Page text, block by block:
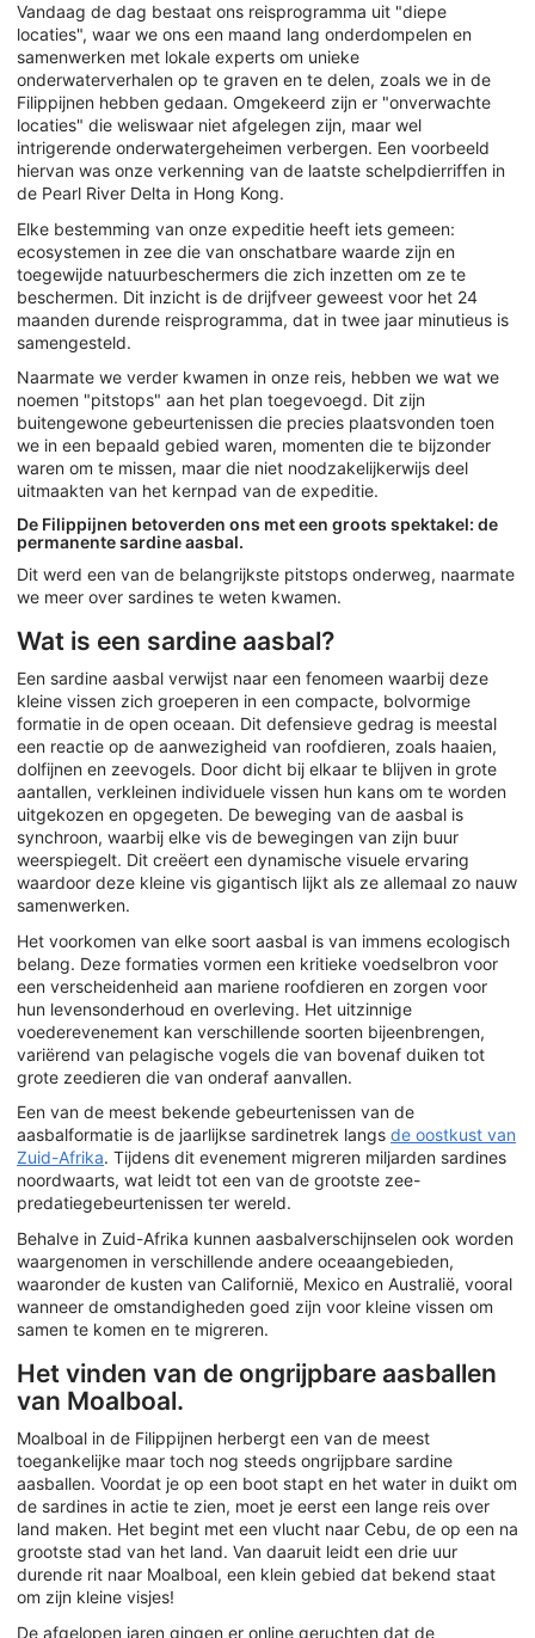
Vandaag de dag bestaat ons reisprogramma uit "diepe
locaties", waar we ons een maand lang onderdompelen en
samenwerken met lokale experts om unieke
onderwaterverhalen op te graven en te delen, zoals we in de
Filippijnen hebben gedaan. Omgekeerd zijn er "onverwachte
locaties" die weliswaar niet afgelegen zijn, maar wel
intrigerende onderwatergeheimen verbergen. Een voorbeeld
hiervan was onze verkenning van de laatste schelpdierriffen in
de Pearl River Delta in Hong Kong.
Elke bestemming van onze expeditie heeft iets gemeen:
ecosystemen in zee die van onschatbare waarde zijn en
toegewijde natuurbeschermers die zich inzetten om ze te
beschermen. Dit inzicht is de drijfveer geweest voor het 24
maanden durende reisprogramma, dat in twee jaar minutieus is
samengesteld.
Naarmate we verder kwamen in onze reis, hebben we wat we
noemen "pitstops" aan het plan toegevoegd. Dit zijn
buitengewone gebeurtenissen die precies plaatsvonden toen
we in een bepaald gebied waren, momenten die te bijzonder
waren om te missen, maar die niet noodzakelijkerwijs deel
uitmaakten van het kernpad van de expeditie.
De Filippijnen betoverden ons met een groots spektakel: de
permanente sardine aasbal.
Dit werd een van de belangrijkste pitstops onderweg, naarmate
we meer over sardines te weten kwamen.
Wat is een sardine aasbal?
Een sardine aasbal verwijst naar een fenomeen waarbij deze
kleine vissen zich groeperen in een compacte, bolvormige
formatie in de open oceaan. Dit defensieve gedrag is meestal
een reactie op de aanwezigheid van roofdieren, zoals haaien,
dolfijnen en zeevogels. Door dicht bij elkaar te blijven in grote
aantallen, verkleinen individuele vissen hun kans om te worden
uitgekozen en opgegeten. De beweging van de aasbal is
synchroon, waarbij elke vis de bewegingen van zijn buur
weerspiegelt. Dit creëert een dynamische visuele ervaring
waardoor deze kleine vis gigantisch lijkt als ze allemaal zo nauw
samenwerken.
Het voorkomen van elke soort aasbal is van immens ecologisch
belang. Deze formaties vormen een kritieke voedselbron voor
een verscheidenheid aan mariene roofdieren en zorgen voor
hun levensonderhoud en overleving. Het uitzinnige
voederevenement kan verschillende soorten bijeenbrengen,
variërend van pelagische vogels die van bovenaf duiken tot
grote zeedieren die van onderaf aanvallen.
Een van de meest bekende gebeurtenissen van de
aasbalformatie is de jaarlijkse sardinetrek langs de oostkust van
Zuid-Afrika. Tijdens dit evenement migreren miljarden sardines
noordwaarts, wat leidt tot een van de grootste zee-
predatiegebeurtenissen ter wereld.
Behalve in Zuid-Afrika kunnen aasbalverschijnselen ook worden
waargenomen in verschillende andere oceaangebieden,
waaronder de kusten van Californië, Mexico en Australië, vooral
wanneer de omstandigheden goed zijn voor kleine vissen om
samen te komen en te migreren.
Het vinden van de ongrijpbare aasballen
van Moalboal.
Moalboal in de Filippijnen herbergt een van de meest
toegankelijke maar toch nog steeds ongrijpbare sardine
aasballen. Voordat je op een boot stapt en het water in duikt om
de sardines in actie te zien, moet je eerst een lange reis over
land maken. Het begint met een vlucht naar Cebu, de op een na
grootste stad van het land. Van daaruit leidt een drie uur
durende rit naar Moalboal, een klein gebied dat bekend staat
om zijn kleine visjes!
De afgelopen jaren gingen er online geruchten dat de